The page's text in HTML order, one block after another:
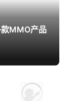
MMO产品